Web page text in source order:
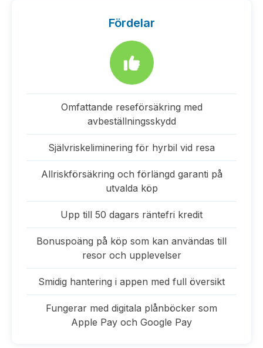
Fördelar
Omfattande reseförsäkring med
avbeställningsskydd
Självriskeliminering för hyrbil vid resa
Allriskförsäkring och förlängd garanti på
utvalda köp
Upp till 50 dagars räntefri kredit
Bonuspoäng på köp som kan användas till
resor och upplevelser
Smidig hantering i appen med full översikt
Fungerar med digitala plånböcker som
Apple Pay och Google Pay